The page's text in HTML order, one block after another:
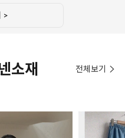
>
소재 전체보기